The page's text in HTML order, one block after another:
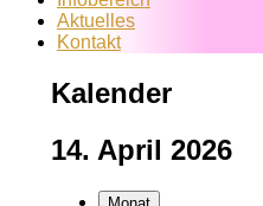
Aktuelles
Kontakt
Kalender
14. April 2026